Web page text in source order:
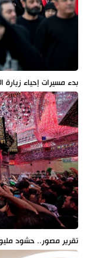
بدء مسيرات إحياء
تقرير مصور.. حشود